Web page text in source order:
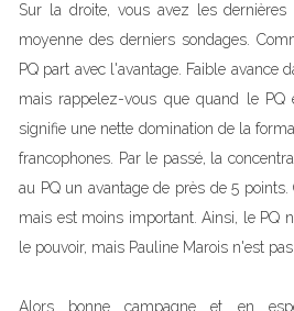
Sur la droite, vous avez les dernières
moyenne des derniers sondages.
PQ part avec l'avantage. Faible avance
mais rappelez-vous que quand le PQ
signifie une nette domination de la
francophones. Par le passé, la
au PQ un avantage de près de 5 points.
mais est moins important. Ainsi, le PQ
le pouvoir, mais Pauline Marois n'est
Alors bonne campagne et en